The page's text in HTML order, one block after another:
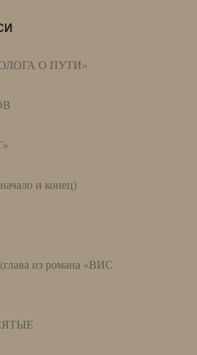
О ПУТИ»
и конец)
из романа «ВИС